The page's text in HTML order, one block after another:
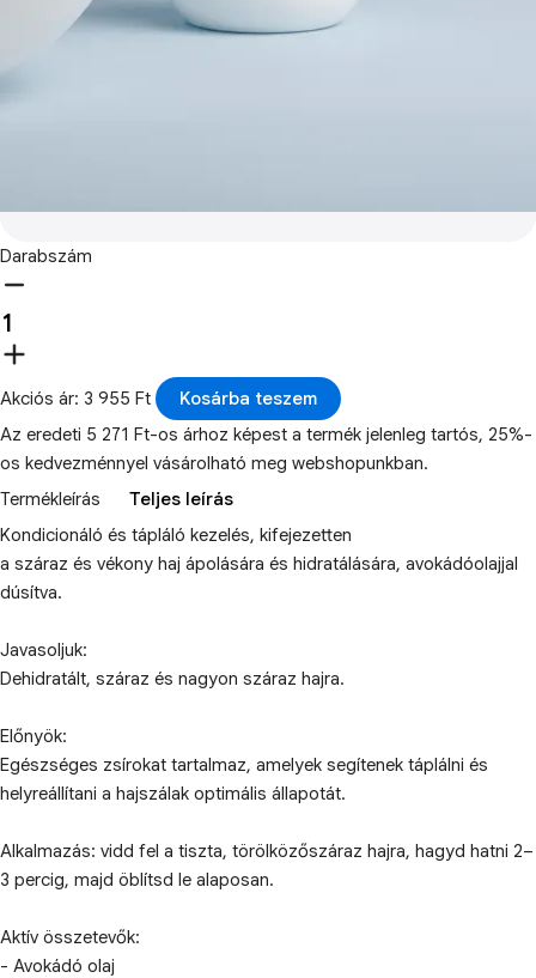
Darabszám
Akciós ár: 3 955 Ft
Kosárba teszem
Az eredeti 5 271 Ft-os árhoz képest a termék jelenleg tartós, 25%-
os kedvezménnyel vásárolható meg webshopunkban.
Termékleírás
Teljes leírás
Kondicionáló és tápláló kezelés, kifejezetten
a száraz és vékony haj ápolására és hidratálására, avokádóolajjal
dúsítva.
Javasoljuk:
Dehidratált, száraz és nagyon száraz hajra.
Előnyök:
Egészséges zsírokat tartalmaz, amelyek segítenek táplálni és
helyreállítani a hajszálak optimális állapotát.
Alkalmazás: vidd fel a tiszta, törölközőszáraz hajra, hagyd hatni 2–
3 percig, majd öblítsd le alaposan.
Aktív összetevők:
- Avokádó olaj